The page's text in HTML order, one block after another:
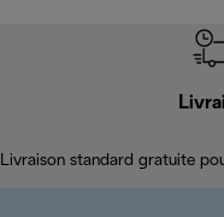
Livraison standard gratuite